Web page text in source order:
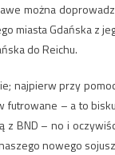
można
miasta Gdańska z
do Reichu.
najpierw przy
futrowane – a to
z BND – no i
nowego